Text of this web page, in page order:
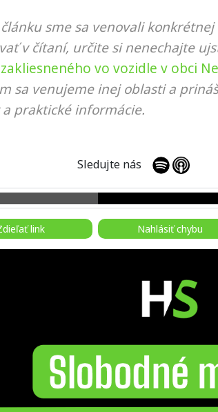
sme sa venovali
v čítaní, určite si nenechajte
vo vozidle v obci
sa venujeme inej oblasti a
praktické informácie.
Sledujte nás
link Nahlásiť chybu